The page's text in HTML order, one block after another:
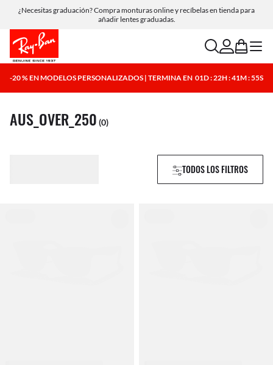
¿Necesitas graduación? Compra monturas online y recíbelas en tienda para
añadir lentes graduadas.
searchaccount
bag menu
-20 % EN MODELOS PERSONALIZADOS | TERMINA EN 01D : 22H : 41M : 54S
AUS_OVER_250 (0)
TODOS LOS FILTROS